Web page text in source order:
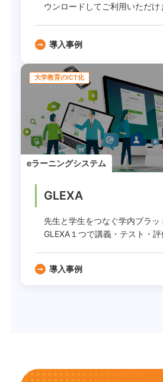
ウンロードしてご利用いただけ
導入事例
大学教育のICT化
eラーニングシステム
GLEXA
先生と学生をつなぐ学内プラッ
GLEXA１つで講義・テスト・
導入事例